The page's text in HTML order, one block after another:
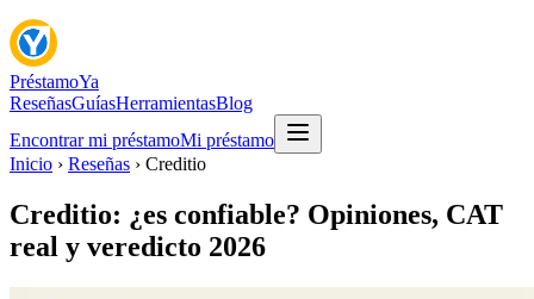
PréstamoYa
ReseñasGuíasHerramientasBlog
Encontrar mi préstamoMi préstamo
Inicio › Reseñas › Creditio
Creditio: ¿es confiable? Opiniones, CAT
real y veredicto 2026